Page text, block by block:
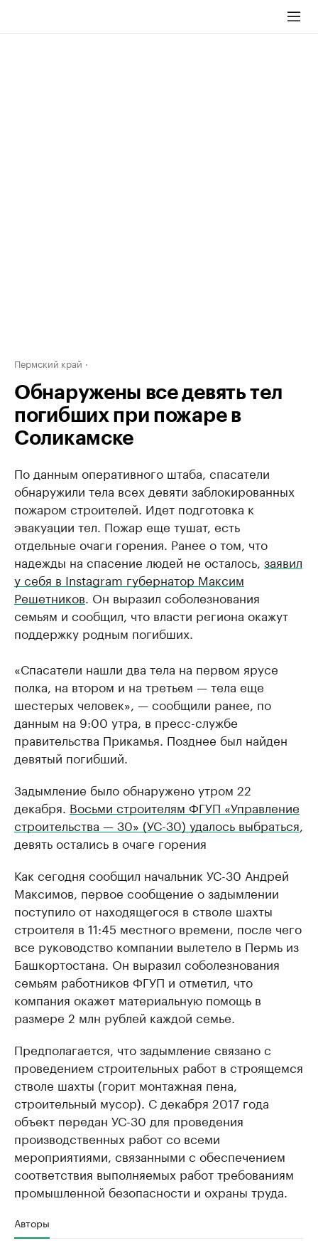
Пермский край
Обнаружены все девять тел
погибших при пожаре в
Соликамске
По данным оперативного штаба, спасатели
обнаружили тела всех девяти заблокированных
пожаром строителей. Идет подготовка к
эвакуации тел. Пожар еще тушат, есть
отдельные очаги горения. Ранее о том, что
надежды на спасение людей не осталось, заявил
у себя в Instagram губернатор Максим
Решетников . Он выразил соболезнования
семьям и сообщил, что власти региона окажут
поддержку родным погибших.
«Спасатели нашли два тела на первом ярусе
полка, на втором и на третьем — тела еще
шестерых человек», — сообщили ранее, по
данным на 9:00 утра, в пресс-службе
правительства Прикамья. Позднее был найден
девятый погибший.
Задымление было обнаружено утром 22
декабря. Восьми строителям ФГУП «Управление
строительства — 30» (УС-30) удалось выбраться
девять остались в очаге горения
Как сегодня сообщил начальник УС-30 Андрей
Максимов, первое сообщение о задымлении
поступило от находящегося в стволе шахты
строителя в 11:45 местного времени, после чего
все руководство компании вылетело в Пермь из
Башкортостана. Он выразил соболезнования
семьям работников ФГУП и отметил, что
компания окажет материальную помощь в
размере 2 млн рублей каждой семье.
Предполагается, что задымление связано с
проведением строительных работ в строящемся
стволе шахты (горит монтажная пена,
строительный мусор). С декабря 2017 года
объект передан УС-30 для проведения
производственных работ со всеми
мероприятиями, связанными с обеспечением
соответствия выполняемых работ требованиям
промышленной безопасности и охраны труда.
Авторы